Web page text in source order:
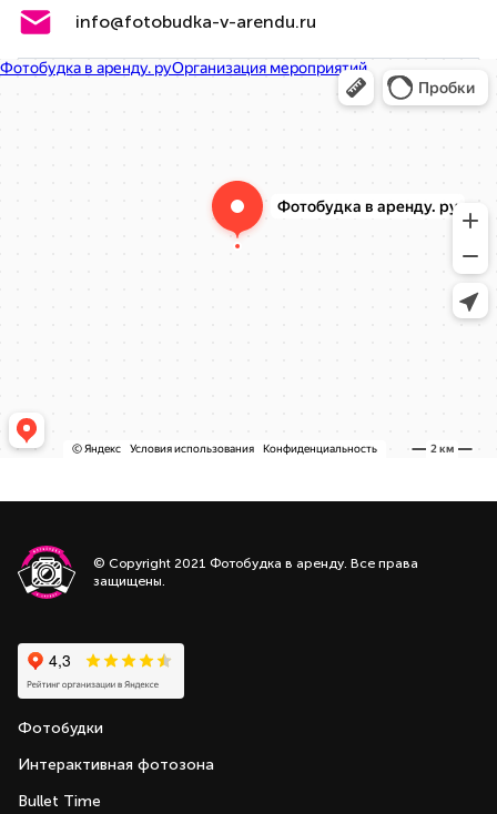
info@fotobudka-v-arendu.ru
© Copyright 2021 Фотобудка в аренду. Все права
защищены.
Фотобудки
Интерактивная фотозона
Bullet Time